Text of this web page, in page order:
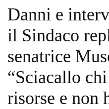
Danni e
il Sindaco
senatrice
“Sciacallo
risorse e non